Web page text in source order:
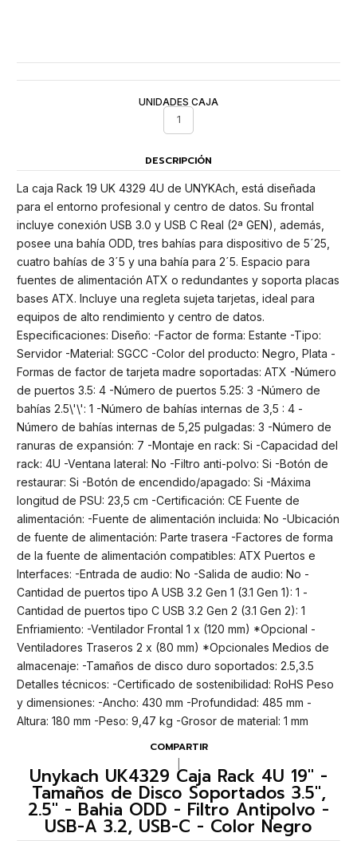
UNIDADES CAJA
1
DESCRIPCIÓN
La caja Rack 19 UK 4329 4U de UNYKAch, está diseñada
para el entorno profesional y centro de datos. Su frontal
incluye conexión USB 3.0 y USB C Real (2ª GEN), además,
posee una bahía ODD, tres bahías para dispositivo de 5´25,
cuatro bahías de 3´5 y una bahía para 2´5. Espacio para
fuentes de alimentación ATX o redundantes y soporta placas
bases ATX. Incluye una regleta sujeta tarjetas, ideal para
equipos de alto rendimiento y centro de datos.
Especificaciones: Diseño: -Factor de forma: Estante -Tipo:
Servidor -Material: SGCC -Color del producto: Negro, Plata -
Formas de factor de tarjeta madre soportadas: ATX -Número
de puertos 3.5: 4 -Número de puertos 5.25: 3 -Número de
bahías 2.5\'\': 1 -Número de bahías internas de 3,5 : 4 -
Número de bahías internas de 5,25 pulgadas: 3 -Número de
ranuras de expansión: 7 -Montaje en rack: Si -Capacidad del
rack: 4U -Ventana lateral: No -Filtro anti-polvo: Si -Botón de
restaurar: Si -Botón de encendido/apagado: Si -Máxima
longitud de PSU: 23,5 cm -Certificación: CE Fuente de
alimentación: -Fuente de alimentación incluida: No -Ubicación
de fuente de alimentación: Parte trasera -Factores de forma
de la fuente de alimentación compatibles: ATX Puertos e
Interfaces: -Entrada de audio: No -Salida de audio: No -
Cantidad de puertos tipo A USB 3.2 Gen 1 (3.1 Gen 1): 1 -
Cantidad de puertos tipo C USB 3.2 Gen 2 (3.1 Gen 2): 1
Enfriamiento: -Ventilador Frontal 1 x (120 mm) *Opcional -
Ventiladores Traseros 2 x (80 mm) *Opcionales Medios de
almacenaje: -Tamaños de disco duro soportados: 2.5,3.5
Detalles técnicos: -Certificado de sostenibilidad: RoHS Peso
y dimensiones: -Ancho: 430 mm -Profundidad: 485 mm -
Altura: 180 mm -Peso: 9,47 kg -Grosor de material: 1 mm
COMPARTIR
Unykach UK4329 Caja Rack 4U 19" -
Tamaños de Disco Soportados 3.5",
2.5" - Bahia ODD - Filtro Antipolvo -
USB-A 3.2, USB-C - Color Negro